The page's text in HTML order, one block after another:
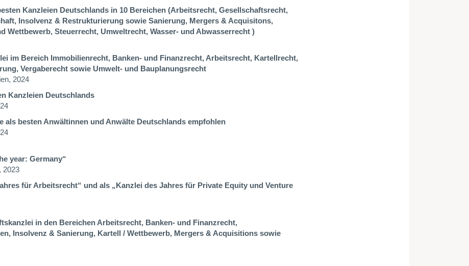
Kanzleien Deutschlands in 10 Bereichen (Arbeitsrecht, Gesellschaftsrecht,
Insolvenz & Restrukturierung sowie Sanierung, Mergers & Acquisitons,
Wettbewerb, Steuerrecht, Umweltrecht, Wasser- und Abwasserrecht )
im Bereich Immobilienrecht, Banken- und Finanzrecht, Arbeitsrecht, Kartellrecht,
Vergaberecht sowie Umwelt- und Bauplanungsrecht
2024
Kanzleien Deutschlands
als besten Anwältinnen und Anwälte Deutschlands empfohlen
year: Germany“
2023
für Arbeitsrecht“ und als „Kanzlei des Jahres für Private Equity und Venture
in den Bereichen Arbeitsrecht, Banken- und Finanzrecht,
Insolvenz & Sanierung, Kartell / Wettbewerb, Mergers & Acquisitions sowie